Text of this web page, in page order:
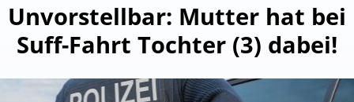
Unvorstellbar: Mutter hat bei
Suff-Fahrt Tochter (3) dabei!